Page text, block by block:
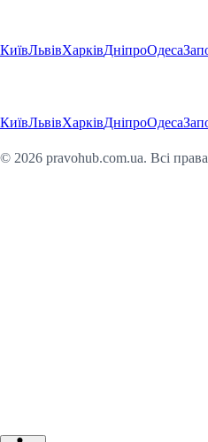
КиївЛьвівХарківДніпроОдеса
КиївЛьвівХарківДніпроОдеса
© 2026 pravohub.com.ua. Всі